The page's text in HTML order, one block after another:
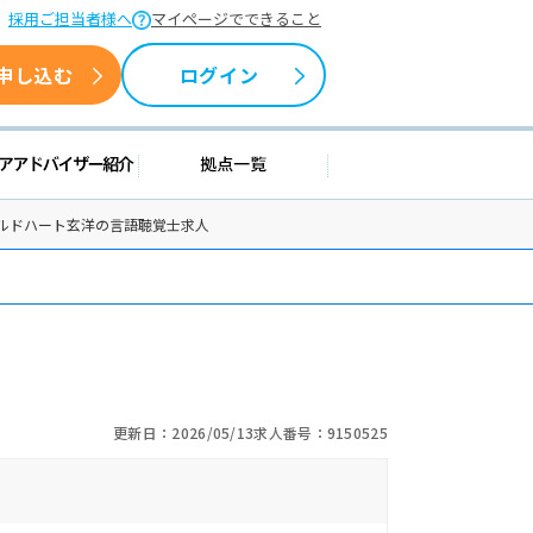
採用ご担当者様へ マイページでできること
し込む ログイン
情報 キャリアアドバイザー紹介拠点一覧
ドハート玄洋の言語聴覚士求人
更新日：2026/05/13求人番号：9150525